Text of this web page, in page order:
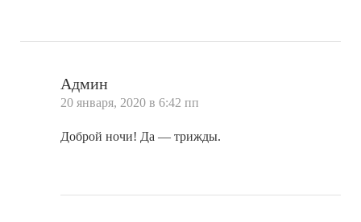
Админ
20 января, 2020 в 6:42 пп
Доброй ночи! Да — трижды.